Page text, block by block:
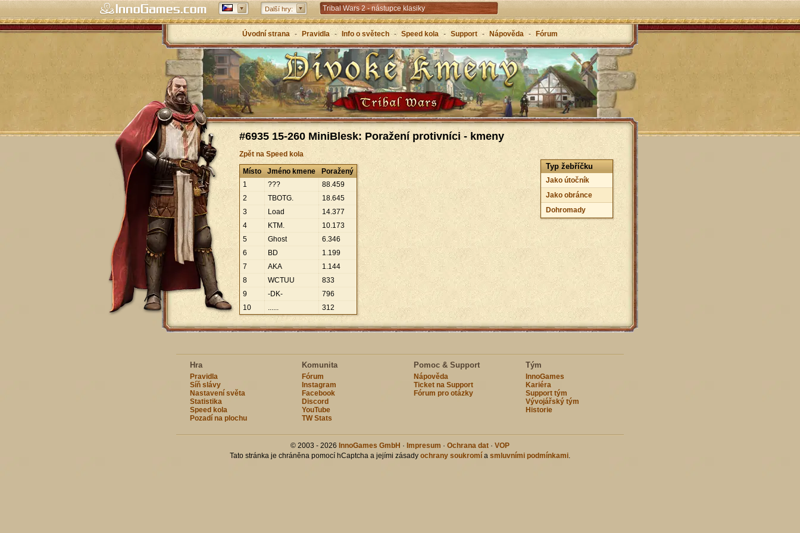
Další hry: Tribal Wars 2 - nástupce klasiky
Forge of Empires – strategicky napříč věky
Grepolis – vybuduj svou říši v antickém Řecku
Úvodní strana - Pravidla - Info o světech - Speed kola - Support - Nápověda - Fórum
#6935 15-260 MiniBlesk: Poražení protivníci - kmeny
Zpět na Speed kola
Typ žebříčku
Jako útočník
Jako obránce
Dohromady
Místo Jméno kmene
Poražený
1
??? 88.459
2
TBOTG. 18.645
3
Load 14.377
4
KTM. 10.173
5
Ghost 6.346
6
BD 1.199
7
AKA 1.144
8
WCTUU
833
9
-DK-
796
10
...... 312
Hra
Pravidla
Síň slávy
Nastavení světa
Statistika
Speed kola
Pozadí na plochu
Komunita
Fórum
Instagram
Facebook
Discord
YouTube
TW Stats
Pomoc & Support
Nápověda
Ticket na Support
Fórum pro otázky
Tým
InnoGames
Kariéra
Support tým
Vývojářský tým
Historie
© 2003 - 2026 InnoGames GmbH · Impresum · Ochrana dat · VOP
Tato stránka je chráněna pomocí hCaptcha a jejími zásady ochrany soukromí a smluvními podmínkami.